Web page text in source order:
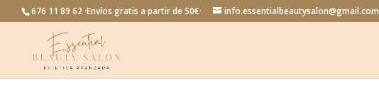
676 11 89 62 ·Envíos gratis a partir de 50€· info.essentialbeautysalon@gmail.com